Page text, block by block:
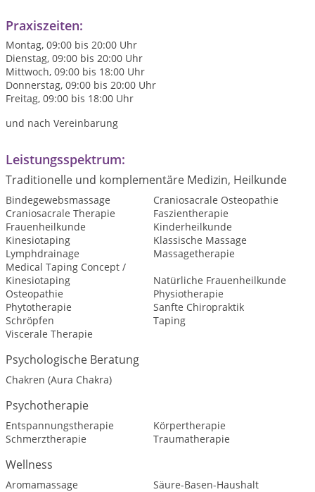
Praxiszeiten:
Montag, 09:00 bis 20:00 Uhr
Dienstag, 09:00 bis 20:00 Uhr
Mittwoch, 09:00 bis 18:00 Uhr
Donnerstag, 09:00 bis 20:00 Uhr
Freitag, 09:00 bis 18:00 Uhr
und nach Vereinbarung
Leistungsspektrum:
Traditionelle und komplementäre Medizin, Heilkunde
Bindegewebsmassage
Craniosacrale Osteopathie
Craniosacrale Therapie
Faszientherapie
Frauenheilkunde
Kinderheilkunde
Kinesiotaping
Klassische Massage
Lymphdrainage
Massagetherapie
Medical Taping Concept /
Kinesiotaping
Natürliche Frauenheilkunde
Osteopathie
Physiotherapie
Phytotherapie
Sanfte Chiropraktik
Schröpfen
Taping
Viscerale Therapie
Psychologische Beratung
Chakren (Aura Chakra)
Psychotherapie
Entspannungstherapie
Körpertherapie
Schmerztherapie
Traumatherapie
Wellness
Aromamassage Säure-Basen-Haushalt